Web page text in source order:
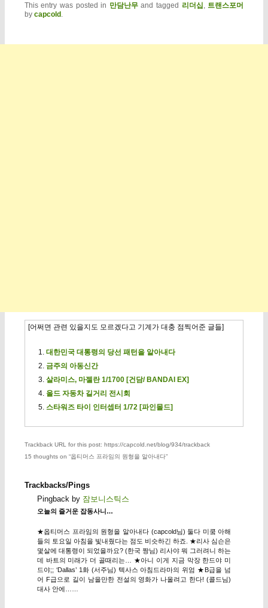
This entry was posted in 만담난무and tagged 리더십
트랜스포머
by capcold.
[어쩌면 관련 있을지도 모르겠다고 기계가 대충 점찍어준 글들]
대한민국 대통령의 당선 패턴을 알아내다
금주의 아동신간
살라미스, 마젤란 1/1700 [건담/ BANDAI EX]
올드 자동차 길거리 전시회
스타워즈 타이 인터셉터 1/72 [파인몰드]
Trackback URL for this post: https://capcold.net/blog/934/trackback
15 thoughts on “옵티머스 프라임의 원형을 알아내다”
Trackbacks/Pings
Pingback by 잠보니스틱스
오늘의 즐거운 잡동사니…
★옵티머스 프라임의 원형을 알아내다 (capcold님) 둘다 미쿸 아해
들의 토요일 아침을 빛내줬다는 점도 비슷하긴 하죠. ★리사 심슨은
몇살에 대통령이 되었을까요? (한국 짱님) 리사야 뭐 그러려니 하는
데 바트의 미래가 더 골때리는… ★아니 이게 지금 막장 한드야 미
드야;; ‘Dallas’ 1화 (서주님) 텍사스 아침드라마의 위엄 ★B급을 넘
어 F급으로 길이 남을만한 전설의 영화가 나올려고 한다! (콜드님)
대사 안에……